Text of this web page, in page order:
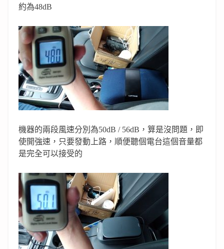
約為48dB
機器的兩段風速分別為50dB / 56dB，算是沒問題，即
使開強速，只要發動上路，順便聽個電台這個音量都
是完全可以接受的